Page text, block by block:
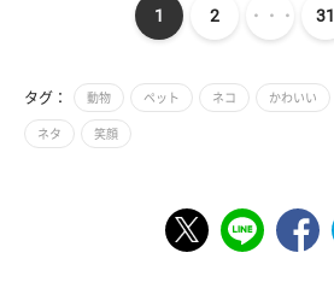
1 2 ・・・ 31
タグ： 動物 ペット ネコ かわいい
ネタ 笑顔